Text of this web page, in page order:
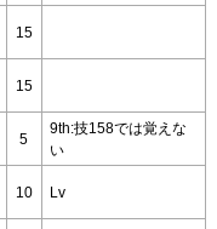
15
15
5
9th:技158では覚えな
い
10 Lv